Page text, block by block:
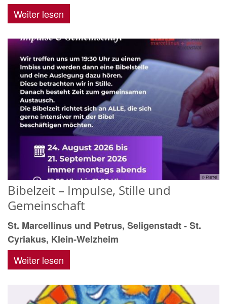
Weiter lesen
© Pfarrei
Bibelzeit – Impulse, Stille und
Gemeinschaft
St. Marcellinus und Petrus, Seligenstadt - St.
Cyriakus, Klein-Welzheim
Weiter lesen